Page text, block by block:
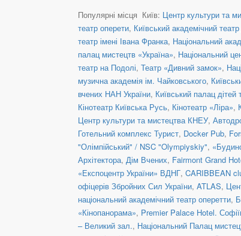
Популярні місця Київ: Центр культури та
театр оперети, Київський академічний
театр імені Івана Франка, Національний
палац мистецтв «Україна», Національний
театр на Подолі, Театр «Дивний замок»,
музична академія ім. Чайковського,
вчених НАН України, Київський палац дітей
Кінотеатр Київська Русь, Кінотеатр «Ліра»,
Центр культури та мистецтва КНЕУ,
Готельний комплекс Турист, Docker Pub,
"Олімпійський" / NSC "Olympiyskiy",
Архітектора, Дім Вчених, Fairmont Grand
«Експоцентр України» ВДНГ, CARIBBEAN
офіцерів Збройних Сил України, ATLAS,
національний академічний театр оперетти,
«Кінопанорама», Premier Palace Hotel.
– Великий зал., Національний Палац